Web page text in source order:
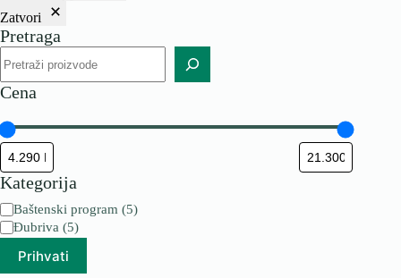
Zatvori
Pretraga
Cena
Kategorija
Kategorija
Baštenski program (5)
Đubriva (5)
Prihvati